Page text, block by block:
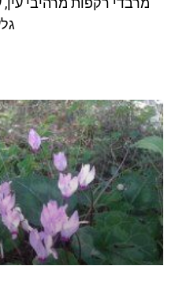
brightness_low ניגודיות כהה